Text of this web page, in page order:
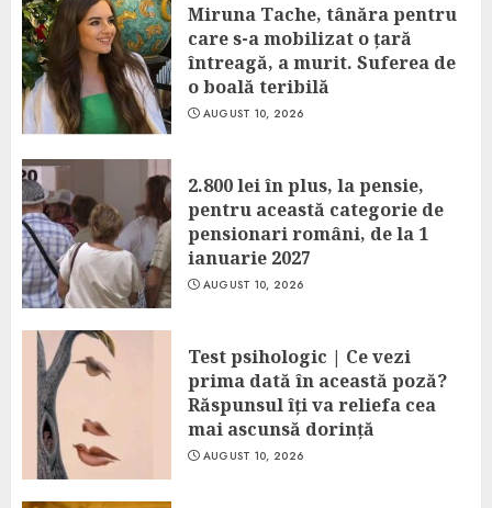
Miruna Tache, tânăra pentru
care s-a mobilizat o țară
întreagă, a murit. Suferea de
o boală teribilă
AUGUST 10, 2026
2.800 lei în plus, la pensie,
pentru această categorie de
pensionari români, de la 1
ianuarie 2027
AUGUST 10, 2026
Test psihologic | Ce vezi
prima dată în această poză?
Răspunsul îți va reliefa cea
mai ascunsă dorință
AUGUST 10, 2026